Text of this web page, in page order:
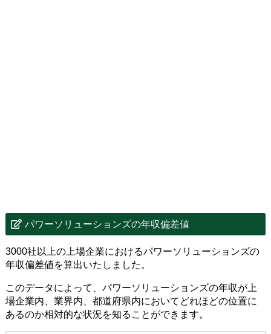
パワーソリューションズの年収偏差値
3000社以上の上場企業におけるパワーソリューションズの
年収偏差値を算出いたしました。
このデータによって、パワーソリューションズの年収が上
場企業内、業界内、都道府県内においてどれほどの位置に
あるのか相対的な状況を知ることができます。